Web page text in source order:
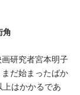
角
研究者宮本明子
だ始まったばか
上はかかるであ